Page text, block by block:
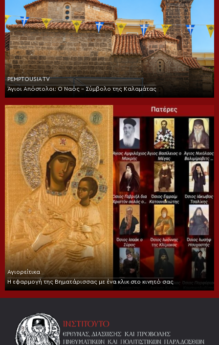
PEMPTOUSIA TV
Άγιοι Απόστολοι: Ο Ναός – Σύμβολο της Καλαμάτας
Αγιορείτικα
Η εφαρμογή της Βηματάρισσας με ένα κλικ στο κινητό σας